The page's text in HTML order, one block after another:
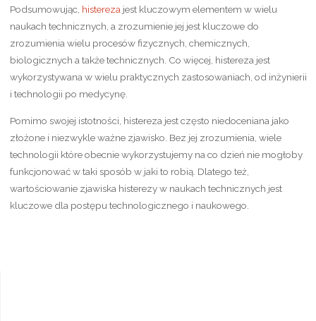
Podsumowując, histereza jest kluczowym elementem w wielu
naukach technicznych, a zrozumienie jej jest kluczowe do
zrozumienia wielu procesów fizycznych, chemicznych,
biologicznych a także technicznych. Co więcej, histereza jest
wykorzystywana w wielu praktycznych zastosowaniach, od inżynierii
i technologii po medycynę.
Pomimo swojej istotności, histereza jest często niedoceniana jako
złożone i niezwykle ważne zjawisko. Bez jej zrozumienia, wiele
technologii które obecnie wykorzystujemy na co dzień nie mogłoby
funkcjonować w taki sposób w jaki to robią. Dlatego też,
wartościowanie zjawiska histerezy w naukach technicznych jest
kluczowe dla postępu technologicznego i naukowego.